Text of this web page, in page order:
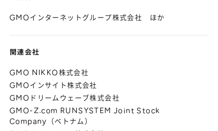
GMOインターネットグループ株式会社 ほか
関連会社
GMO NIKKO株式会社
GMOインサイト株式会社
GMOドリームウェーブ株式会社
GMO-Z.com RUNSYSTEM Joint Stock
Company（ベトナム）